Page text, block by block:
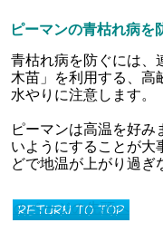
ピーマンの青枯れ病を
青枯れ病を防ぐには、
木苗」を利用する、高
水やりに注意します。
ピーマンは高温を好み
いようにすることが大
どで地温が上がり過ぎ
のページの先頭へ